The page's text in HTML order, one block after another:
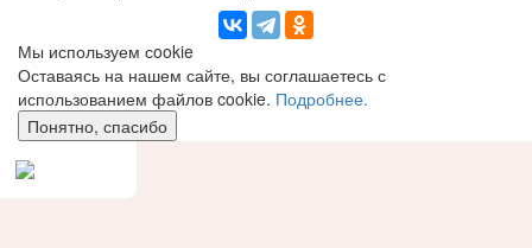
Мы используем сookie
Оставаясь на нашем сайте, вы соглашаетесь с
использованием файлов cookie. Подробнее.
Понятно, спасибо